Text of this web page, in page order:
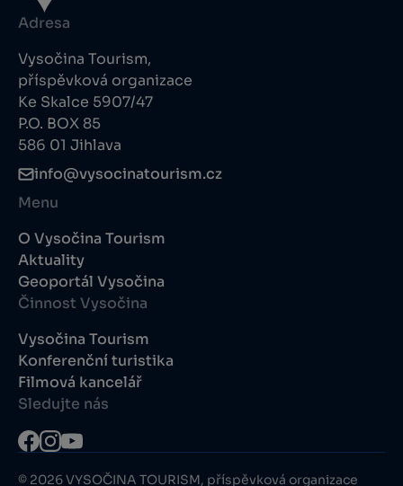
Adresa
Vysočina Tourism,
příspěvková organizace
Ke Skalce 5907/47
P.O. BOX 85
586 01 Jihlava
info@vysocinatourism.cz
Menu
O Vysočina Tourism
Aktuality
Geoportál Vysočina
Činnost Vysočina
Vysočina Tourism
Konferenční turistika
Filmová kancelář
Sledujte nás
© 2026 VYSOČINA TOURISM, příspěvková organizace